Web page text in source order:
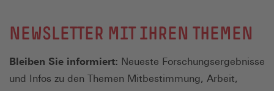
NEWSLETTER MIT IHREN THEMEN
Bleiben Sie informiert: Neueste Forschungsergebnisse
und Infos zu den Themen Mitbestimmung, Arbeit,